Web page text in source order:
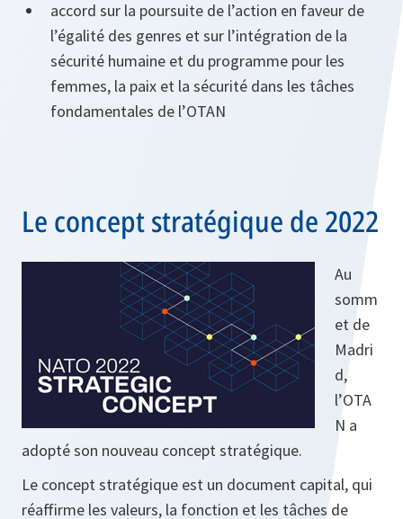
accord sur la poursuite de l’action en faveur de
l’égalité des genres et sur l’intégration de la
sécurité humaine et du programme pour les
femmes, la paix et la sécurité dans les tâches
fondamentales de l’OTAN
Le concept stratégique de 2022
Au
somm
et de
Madri
d,
l’OTA
N a
adopté son nouveau concept stratégique.
Le concept stratégique est un document capital, qui
réaffirme les valeurs, la fonction et les tâches de